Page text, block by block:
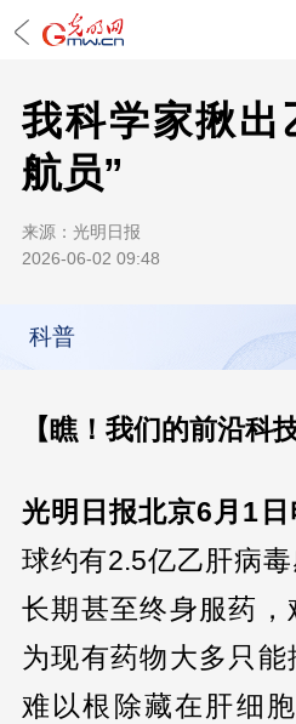
我科学家揪出
航员”
来源： 光明日报
2026-06-02 09:48
科普
【瞧！我们的前沿科技
光明日报北京6月1
球约有2.5亿乙肝病
长期甚至终身服药，
为现有药物大多只
难以根除藏在肝细